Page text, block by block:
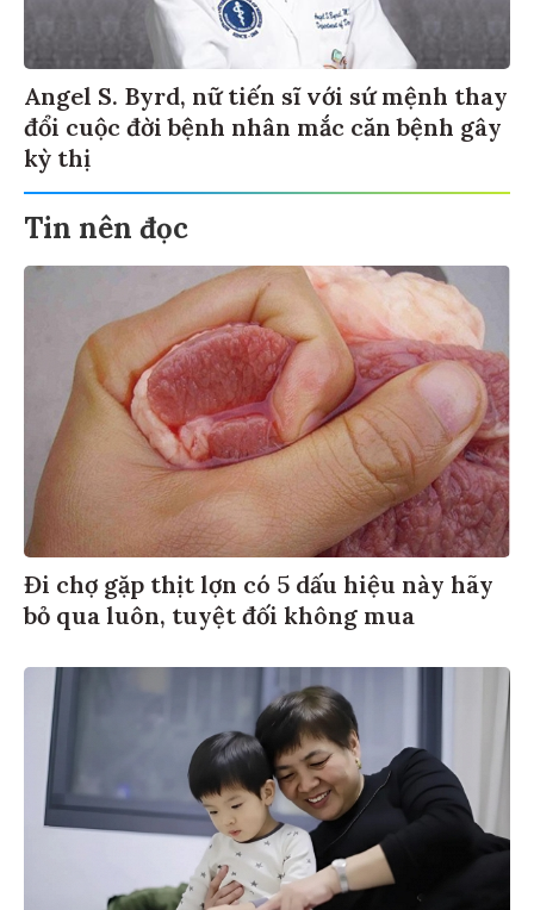
Angel S. Byrd, nữ tiến sĩ với sứ mệnh thay
đổi cuộc đời bệnh nhân mắc căn bệnh gây
kỳ thị
Tin nên đọc
Đi chợ gặp thịt lợn có 5 dấu hiệu này hãy
bỏ qua luôn, tuyệt đối không mua